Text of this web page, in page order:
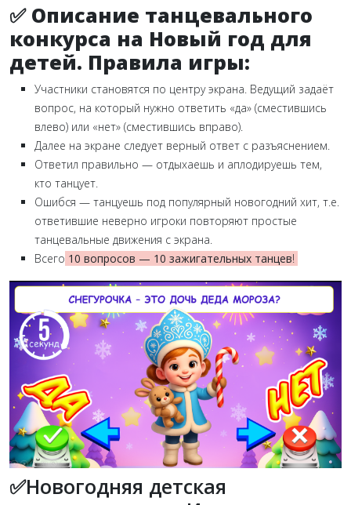
✅Описание танцевального
конкурса на Новый год для
детей. Правила игры:
Участники становятся по центру экрана. Ведущий задаёт
вопрос, на который нужно ответить «да» (сместившись
влево) или «нет» (сместившись вправо).
Далее на экране следует верный ответ с разъяснением.
Ответил правильно — отдыхаешь и аплодируешь тем,
кто танцует.
Ошибся — танцуешь под популярный новогодний хит, т.е.
ответившие неверно игроки повторяют простые
танцевальные движения с экрана.
Всего 10 вопросов — 10 зажигательных танцев!
✅Новогодняя детская